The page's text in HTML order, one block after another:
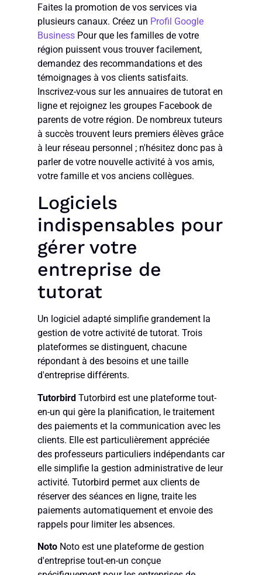
Faites la promotion de vos services via
plusieurs canaux. Créez un Profil Google
Business Pour que les familles de votre
région puissent vous trouver facilement,
demandez des recommandations et des
témoignages à vos clients satisfaits.
Inscrivez-vous sur les annuaires de tutorat en
ligne et rejoignez les groupes Facebook de
parents de votre région. De nombreux tuteurs
à succès trouvent leurs premiers élèves grâce
à leur réseau personnel ; n'hésitez donc pas à
parler de votre nouvelle activité à vos amis,
votre famille et vos anciens collègues.
Logiciels
indispensables pour
gérer votre
entreprise de
tutorat
Un logiciel adapté simplifie grandement la
gestion de votre activité de tutorat. Trois
plateformes se distinguent, chacune
répondant à des besoins et une taille
d'entreprise différents.
Tutorbird Tutorbird est une plateforme tout-
en-un qui gère la planification, le traitement
des paiements et la communication avec les
clients. Elle est particulièrement appréciée
des professeurs particuliers indépendants car
elle simplifie la gestion administrative de leur
activité. Tutorbird permet aux clients de
réserver des séances en ligne, traite les
paiements automatiquement et envoie des
rappels pour limiter les absences.
Noto Noto est une plateforme de gestion
d'entreprise tout-en-un conçue